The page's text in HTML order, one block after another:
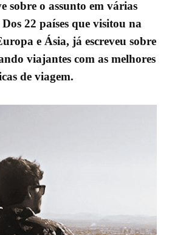
sobre o assunto em várias
22 países que visitou na
e Ásia, já escreveu sobre
viajantes com as melhores
de viagem.